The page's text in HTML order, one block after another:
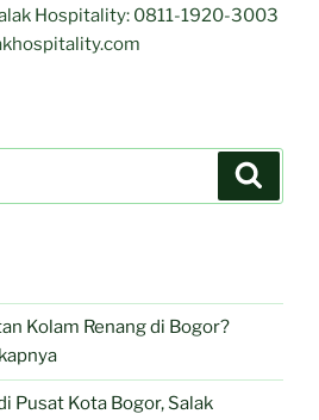
Hospitality: 0811-1920-3003
Kolam Renang di Bogor?
Pusat Kota Bogor, Salak